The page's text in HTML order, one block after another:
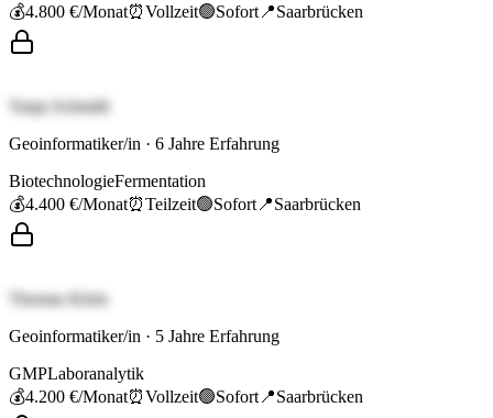
💰4.800 €/Monat⏰Vollzeit🟢Sofort 📍Saarbrücken
Tanja Schmidt
Geoinformatiker/in · 6 Jahre Erfahrung
BiotechnologieFermentation
💰4.400 €/Monat⏰Teilzeit🟢Sofort 📍Saarbrücken
Thomas Klein
Geoinformatiker/in · 5 Jahre Erfahrung
GMPLaboranalytik
💰4.200 €/Monat⏰Vollzeit🟢Sofort 📍Saarbrücken